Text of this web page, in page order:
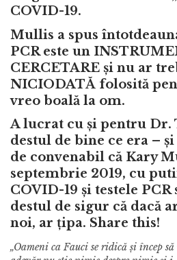
COVID-19.
Mullis a spus
PCR este un
CERCETARE și nu ar
NICIODATĂ folosită
vreo boală la om.
A lucrat cu și pentru Dr.
destul de bine ce era –
de convenabil că Kary
septembrie 2019, cu
COVID-19 și testele PCR
destul de sigur că dacă
noi, ar țipa. Share this!
„Oameni ca Fauci se ridică și încep